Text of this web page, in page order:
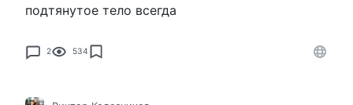
подтянутое тело всегда
2 534